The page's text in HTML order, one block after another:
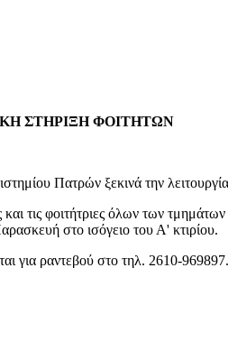
ΣΤΗΡΙΞΗ ΦΟΙΤΗΤΩΝ
Πατρών ξεκινά την
τις φοιτήτριες όλων των
στο ισόγειο του Α' κτιρίου.
για ραντεβού στο τηλ. 2610-969897.